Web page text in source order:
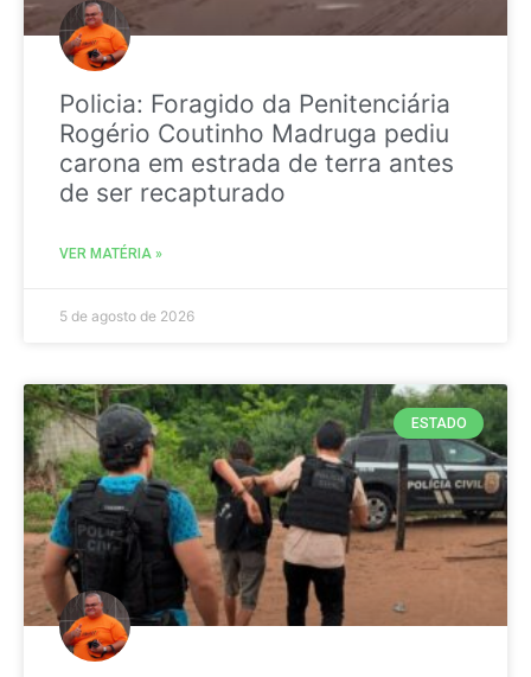
Policia: Foragido da Penitenciária
Rogério Coutinho Madruga pediu
carona em estrada de terra antes
de ser recapturado
VER MATÉRIA »
5 de agosto de 2026
ESTADO